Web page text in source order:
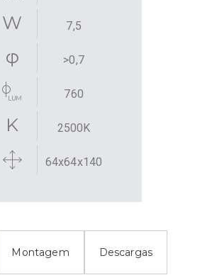
7,5
>0,7
760
2500K
64x64x140
Montagem Descargas